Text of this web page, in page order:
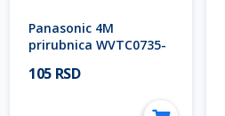
Panasonic 4M
prirubnica WVTC0735-
105 RSD